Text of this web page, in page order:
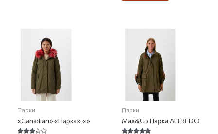
Парки
«Canadian» «Парка» «»
Парки
Max&Co Парка ALFREDO